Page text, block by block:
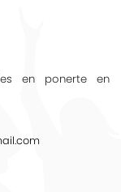
en ponerte en